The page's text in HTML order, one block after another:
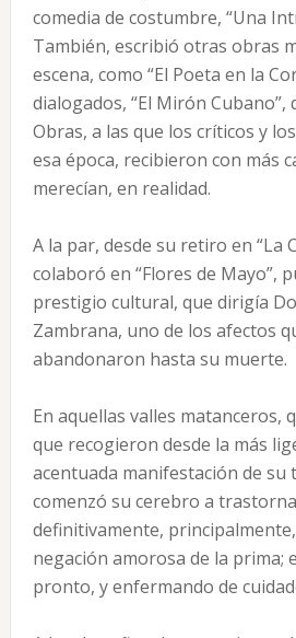
comedia de costumbre, “Una
También, escribió otras obras
escena, como “El Poeta en la
dialogados, “El Mirón Cubano”,
Obras, a las que los críticos y
esa época, recibieron con más
merecían, en realidad.
A la par, desde su retiro en “La
colaboró en “Flores de Mayo”,
prestigio cultural, que dirigía
Zambrana, uno de los afectos
abandonaron hasta su muerte.
En aquellas valles matanceros,
que recogieron desde la más
acentuada manifestación de
comenzó su cerebro a
definitivamente, principalmente,
negación amorosa de la prima;
pronto, y enfermando de